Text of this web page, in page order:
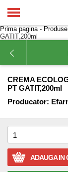
Prima pagina-
GATIT,200ml
CREMA
PT GATIT,200ml
Producator:
ADAUGA IN